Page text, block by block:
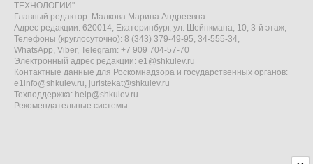
ТЕХНОЛОГИИ"
Главный редактор: Малкова Марина Андреевна
Адрес редакции: 620014, Екатеринбург, ул. Шейнкмана, 10, 3-й этаж,
Телефоны (круглосуточно): 8 (343) 379-49-95, 34-555-34,
WhatsApp, Viber, Telegram: +7 909 704-57-70
Электронный адрес редакции: e1@shkulev.ru
Контактные данные для Роскомнадзора и государственных органов:
e1info@shkulev.ru, juristekat@shkulev.ru
Техподдержка: help@shkulev.ru
Рекомендательные системы